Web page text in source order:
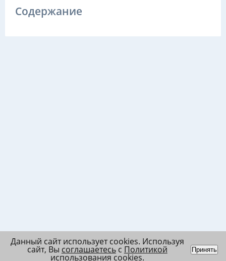
Содержание
Данный сайт использует cookies. Используя
сайт, Вы соглашаетесьс Политикой
использования cookies.
Принять